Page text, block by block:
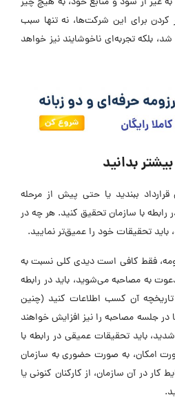
کردن برای این شرکت‌ها، نه تنها سبب
بلکه تجربه‌ای ناخوشایند نیز خواهد
بدانید
ببندید یا حتی پیش از مرحله
رابطه با سازمان تحقیق کنید. هر چه در
باید تحقیقات خود را عمیق‌تر نمایید.
فقط کافی است دیدی کلی نسبت به
به مصاحبه می‌شوید، باید در رابطه
آن کسب اطلاعات کنید (چنین
جلسه مصاحبه را نیز افزایش خواهند
باید تحقیقات عمیقی در رابطه با
امکان، به صورت حضوری به سازمان
کار در آن سازمان، از کارکنان کنونی یا